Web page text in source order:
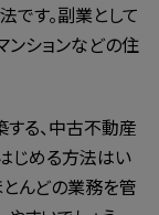
す。副業として
ンションなどの住
る、中古不動産
じめる方法はい
んどの業務を管